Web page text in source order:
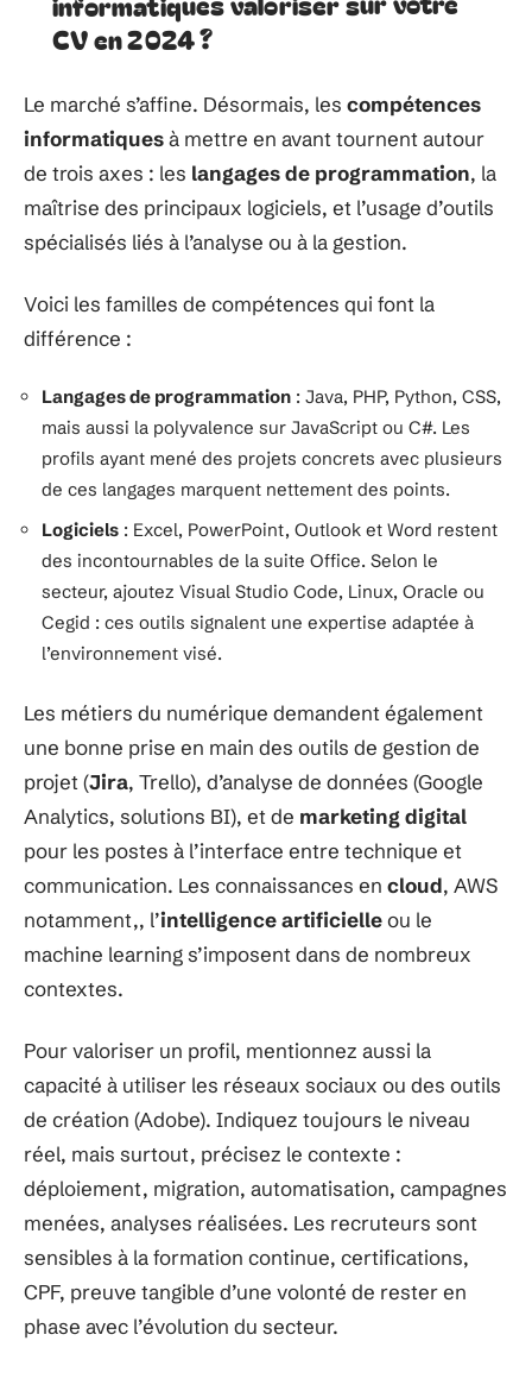
CV en 2024 ?
Le marché s’affine. Désormais, les compétences
informatiquesà mettre en avant tournent autour
de trois axes : les langages de programmation, la
maîtrise des principaux logiciels, et l’usage d’outils
spécialisés liés à l’analyse ou à la gestion.
Voici les familles de compétences qui font la
différence :
Langages de programmation : Java, PHP, Python, CSS,
mais aussi la polyvalence sur JavaScript ou C#. Les
profils ayant mené des projets concrets avec plusieurs
de ces langages marquent nettement des points.
Logiciels : Excel, PowerPoint, Outlook et Word restent
des incontournables de la suite Office. Selon le
secteur, ajoutez Visual Studio Code, Linux, Oracle ou
Cegid : ces outils signalent une expertise adaptée à
l’environnement visé.
Les métiers du numérique demandent également
une bonne prise en main des outils de gestion de
projet (Jira, Trello), d’analyse de données (Google
Analytics, solutions BI), et de marketing digital
pour les postes à l’interface entre technique et
communication. Les connaissances en cloud, AWS
notamment,, l’intelligence artificielleou le
machine learning s’imposent dans de nombreux
contextes.
Pour valoriser un profil, mentionnez aussi la
capacité à utiliser les réseaux sociaux ou des outils
de création (Adobe). Indiquez toujours le niveau
réel, mais surtout, précisez le contexte :
déploiement, migration, automatisation, campagnes
menées, analyses réalisées. Les recruteurs sont
sensibles à la formation continue, certifications,
CPF, preuve tangible d’une volonté de rester en
phase avec l’évolution du secteur.